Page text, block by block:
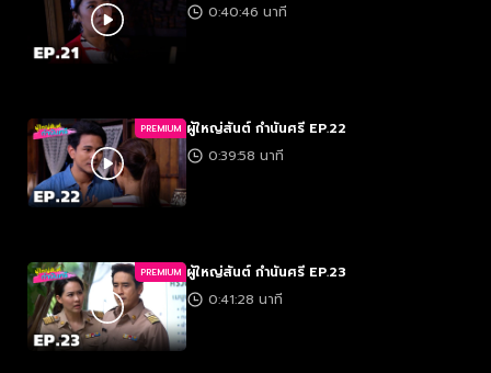
0:40:46 นาที
PREMIUM ผู้ใหญ่สันต์ กำนันศรี EP.22
0:39:58 นาที
PREMIUM ผู้ใหญ่สันต์ กำนันศรี EP.23
0:41:28 นาที